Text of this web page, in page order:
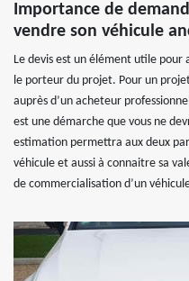
Importance de
vendre son véhicule
Le devis est un élément utile
le porteur du projet. Pour un
auprès d’un acheteur
est une démarche que vous ne
estimation permettra aux deux
véhicule et aussi à connaitre sa
de commercialisation d’un